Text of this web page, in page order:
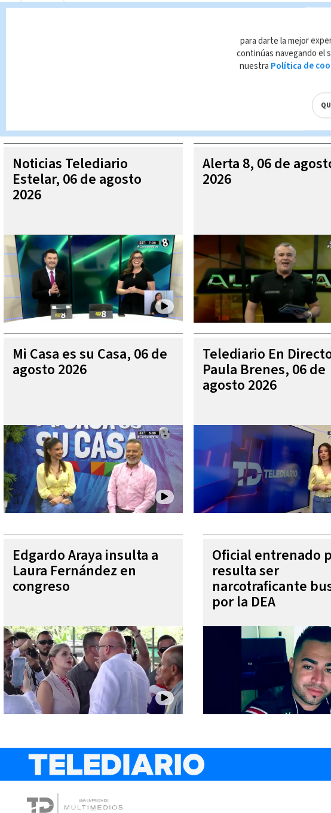
Alerta 8
Queda prohibida la reproducción total o parcial del contenido de esta página,
MÁS VIDEOS
Noticias Telediario
Estelar, 06 de agosto
2026
Alerta 8, 06 de
2026
Mi Casa es su Casa, 06 de
agosto 2026
Telediario En
Paula Brenes, 06 de
agosto 2026
Edgardo Araya insulta a
Laura Fernández en
congreso
Oficial entrenado
resulta ser
narcotraficante
por la DEA
para darte la mejor
continúas navegando el
nuestra Política de